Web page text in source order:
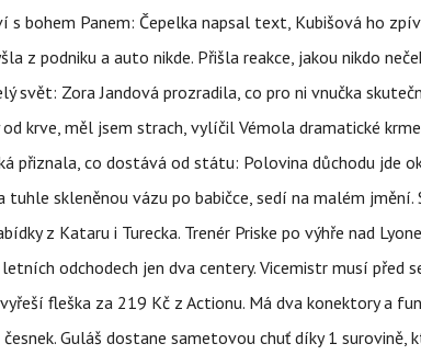
s bohem Panem: Čepelka napsal text, Kubišová ho
z podniku a auto nikde. Přišla reakce, jakou nikdo
svět: Zora Jandová prozradila, co pro ni vnučka
krve, měl jsem strach, vylíčil Vémola dramatické
přiznala, co dostává od státu: Polovina důchodu jde
tuhle skleněnou vázu po babičce, sedí na malém
z Kataru i Turecka. Trenér Priske po výhře nad
odchodech jen dva centery. Vicemistr musí před
fleška za 219 Kč z Actionu. Má dva konektory a
česnek. Guláš dostane sametovou chuť díky 1 surovině,